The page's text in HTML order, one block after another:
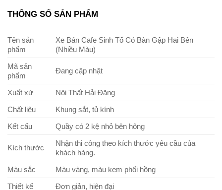
THÔNG SỐ SẢN PHẨM
Tên sản
phẩm
Xe Bán Cafe Sinh Tố Có Bàn Gập Hai Bên
(Nhiều Màu)
Mã sản
phẩm
Đang cập nhật
Xuất xứ
Nội Thất Hải Đăng
Chất liệu
Khung sắt, tủ kính
Kết cấu
Quầy có 2 kệ nhỏ bên hông
Kích thước
Nhận thi công theo kích thước yêu cầu của
khách hàng.
Màu sắc
Màu vàng, màu kem phối hồng
Thiết kế
Đơn giản, hiện đại